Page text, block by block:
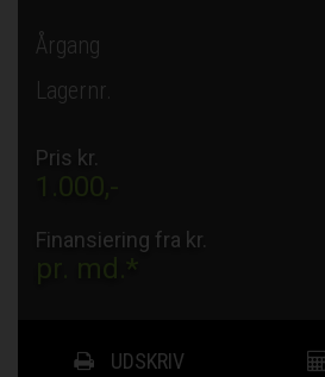
Årgang
Lagernr.
Pris kr.
1.000,-
Finansiering fra kr.
pr. md.*
UDSKRIV